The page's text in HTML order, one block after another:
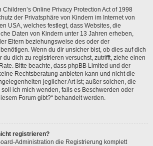
Online Privacy Protection Act of 1998
der Privatsphäre von Kindern im Internet von
USA, welches festlegt, dass Websites, die
Daten von Kindern unter 13 Jahren erheben,
Eltern beziehungsweise des oder der
Wenn du dir unsicher bist, ob dies auf dich
du dich zu registrieren versuchst, zutrifft, ziehe einen
Bitte beachte, dass phpBB Limited und der
Rechtsberatung anbieten kann und nicht die
jeglicher Art ist; außer solchen, die
soll ich mich wenden, falls es Beschwerden oder
Forum gibt?“ behandelt werden.
registrieren?
Administration die Registrierung komplett